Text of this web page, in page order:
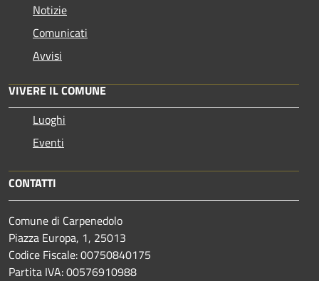
Notizie
Comunicati
Avvisi
VIVERE IL COMUNE
Luoghi
Eventi
CONTATTI
Comune di Carpenedolo
Piazza Europa, 1, 25013
Codice Fiscale: 00750840175
Partita IVA: 00576910988